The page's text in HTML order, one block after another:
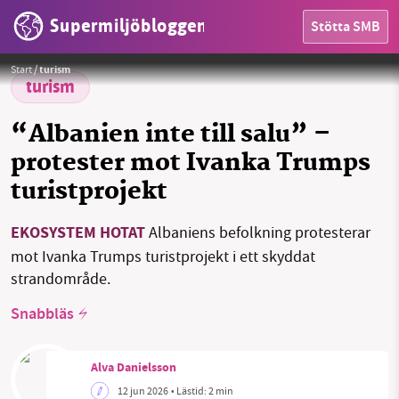
Supermiljöbloggen Stötta SMB
HEM
OMRÅDEN
MILJÖFAKTA
Sök
Start/turism
turism
“Albanien inte till salu” –
protester mot Ivanka Trumps
turistprojekt
EKOSYSTEM HOTATAlbaniens befolkning protesterar
mot Ivanka Trumps turistprojekt i ett skyddat
strandområde.
Snabbläs
Alva Danielsson
12 jun 2026• Lästid:2 min
Foto:PPNEA